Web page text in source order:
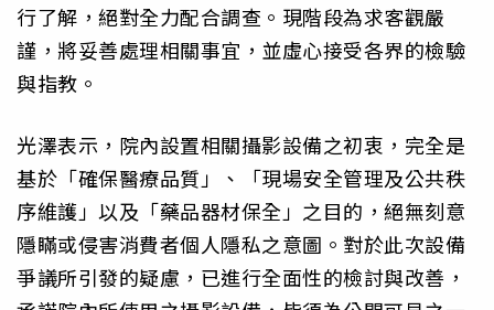
行了解，絕對全力配合調查。現階段為求客觀嚴
謹，將妥善處理相關事宜，並虛心接受各界的檢驗
與指教。
光澤表示，院內設置相關攝影設備之初衷，完全是
基於「確保醫療品質」、「現場安全管理及公共秩
序維護」以及「藥品器材保全」之目的，絕無刻意
隱瞞或侵害消費者個人隱私之意圖。對於此次設備
爭議所引發的疑慮，已進行全面性的檢討與改善，